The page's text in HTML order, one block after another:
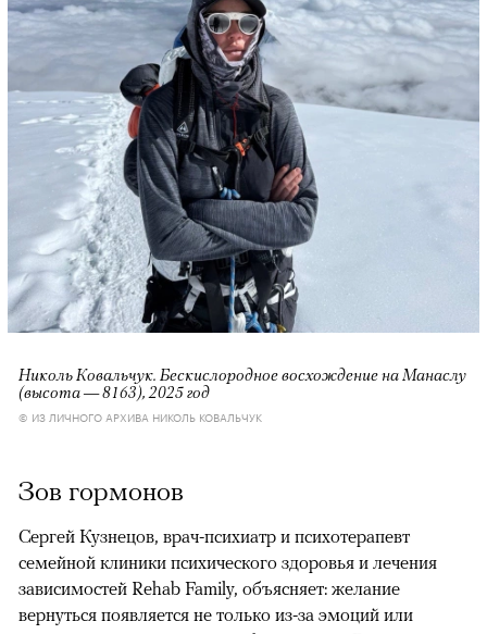
Николь Ковальчук. Бескислородное восхождение на Манаслу
(высота — 8163), 2025 год
© ИЗ ЛИЧНОГО АРХИВА НИКОЛЬ КОВАЛЬЧУК
Зов гормонов
Сергей Кузнецов, врач-психиатр и психотерапевт
семейной клиники психического здоровья и лечения
зависимостей Rehab Family, объясняет: желание
вернуться появляется не только из-за эмоций или